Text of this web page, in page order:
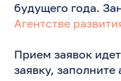
будущего года.
Агентстве
Прием заявок
заявку, заполните